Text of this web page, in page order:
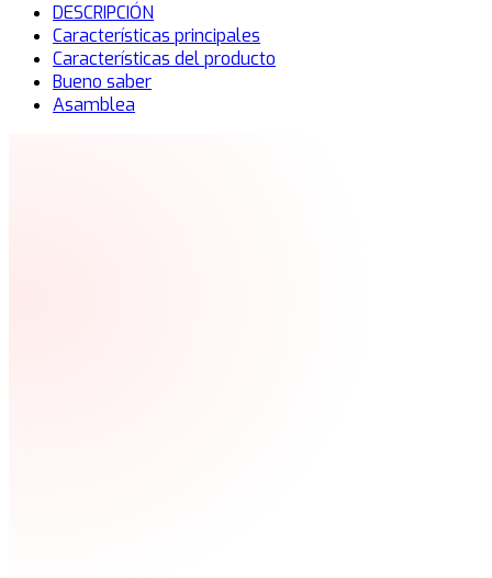
DESCRIPCIÓN
Características principales
Características del producto
Bueno saber
Asamblea